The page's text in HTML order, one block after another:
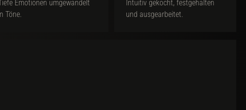
Emotionen umgewandelt
Töne.
Intuitiv gekocht, festgehalten
und ausgearbeitet.